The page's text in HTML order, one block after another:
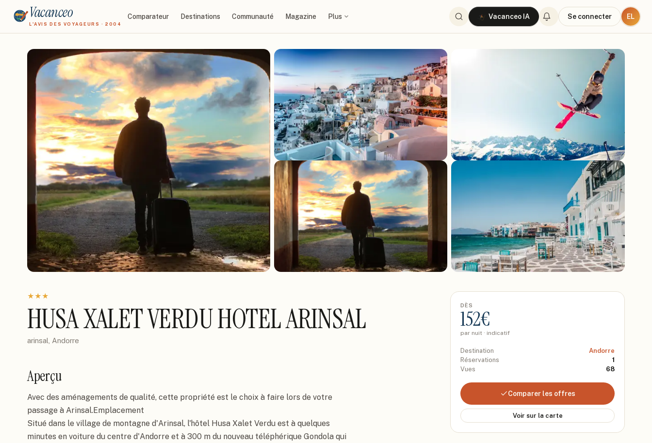
Vacanceo
L'AVIS DES VOYAGEURS · 2004
Comparateur Destinations Communauté Magazine Plus Vacanceo IA Se connecter EL
★★★
HUSA XALET VERDU HOTEL ARINSAL
arinsal, Andorre
Aperçu
Avec des aménagements de qualité, cette propriété est le choix à faire lors de votre
passage à Arinsal.Emplacement
Situé dans le village de montagne d'Arinsal, l'hôtel Husa Xalet Verdu est à quelques
minutes en voiture du centre d'Andorre et à 300 m du nouveau téléphérique Gondola qui
DÈS
152€
par nuit · indicatif
Destination
Andorre
Réservations
1
Vues
68
Comparer les offres
Voir sur la carte